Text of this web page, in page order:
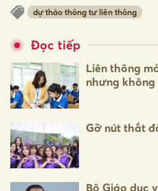
dự thảo thông tư liên thông
Đọc tiếp
Liên thông
nhưng
Gỡ nút thắt
Bộ Giáo dục